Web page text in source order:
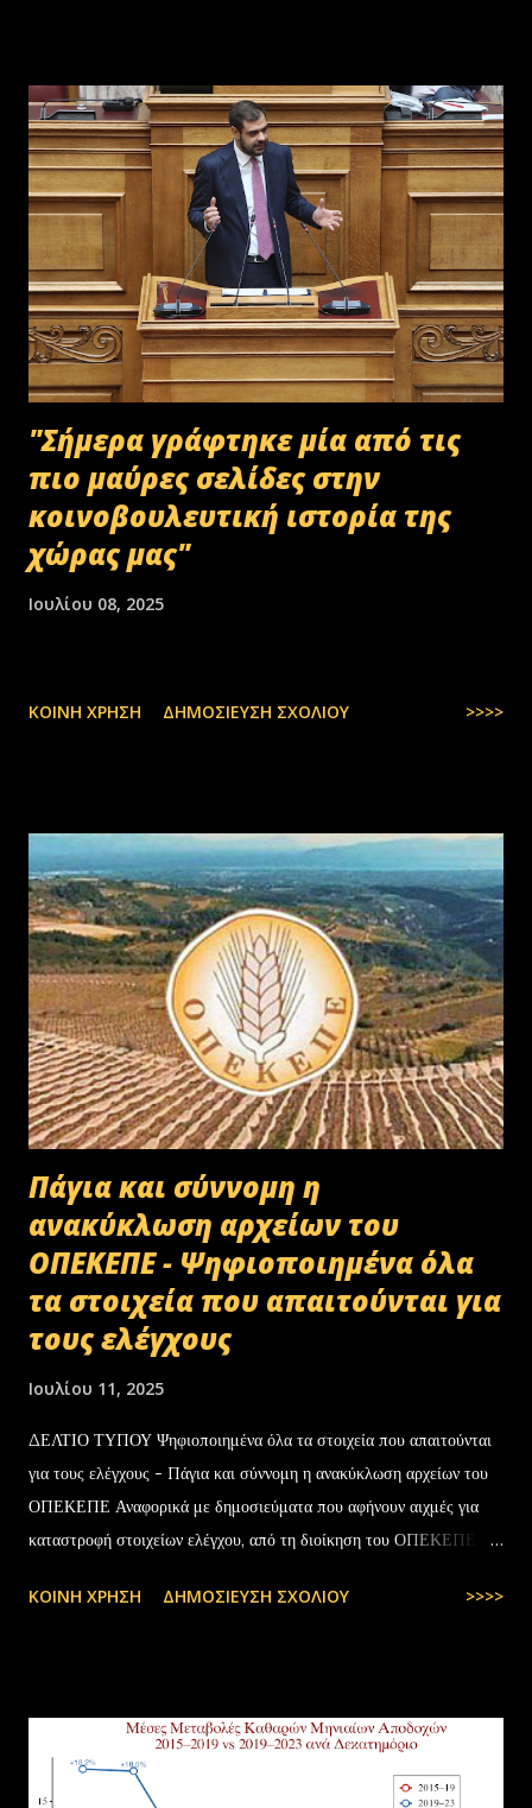
"Σήμερα γράφτηκε μία από τις
πιο μαύρες σελίδες στην
κοινοβουλευτική ιστορία της
χώρας μας"
Ιουλίου 08, 2025
ΚΟΙΝΉ ΧΡΉΣΗ ΔΗΜΟΣΊΕΥΣΗ ΣΧΟΛΊΟΥ >>>>
Πάγια και σύννομη η
ανακύκλωση αρχείων του
ΟΠΕΚΕΠΕ - Ψηφιοποιημένα όλα
τα στοιχεία που απαιτούνται για
τους ελέγχους
Ιουλίου 11, 2025
ΔΕΛΤΙΟ ΤΥΠΟΥ Ψηφιοποιημένα όλα τα στοιχεία που απαιτούνται
για τους ελέγχους - Πάγια και σύννομη η ανακύκλωση αρχείων του
ΟΠΕΚΕΠΕ Αναφορικά με δημοσιεύματα που αφήνουν αιχμές για
καταστροφή στοιχείων ελέγχου, από τη διοίκηση του ΟΠΕΚΕΠΕ
εστάλη προς ανακύκλωση στις 10-07-2025 στην Θεσσαλονίκη,
αποστολή των Πινάκων αρχείων Καταστρεπτέων Υλικών της ΠΔ
Μακεδονίας-Θράκης και ολοκληρώθηκε με το υπ.αρ.πρωτ.
ΚΟΙΝΉ ΧΡΉΣΗ ΔΗΜΟΣΊΕΥΣΗ ΣΧΟΛΊΟΥ >>>>